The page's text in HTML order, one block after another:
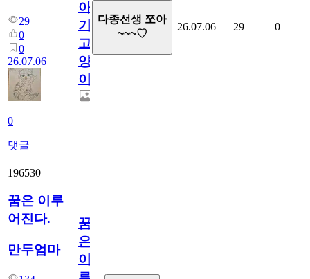
29
0
0
26.07.06
0
댓글
아
기
고
양
이
다종선생 쪼아
~~~♡
26.07.06 29 0
196530
꿈은 이루
어진다.
만두엄마
꿈
은
이